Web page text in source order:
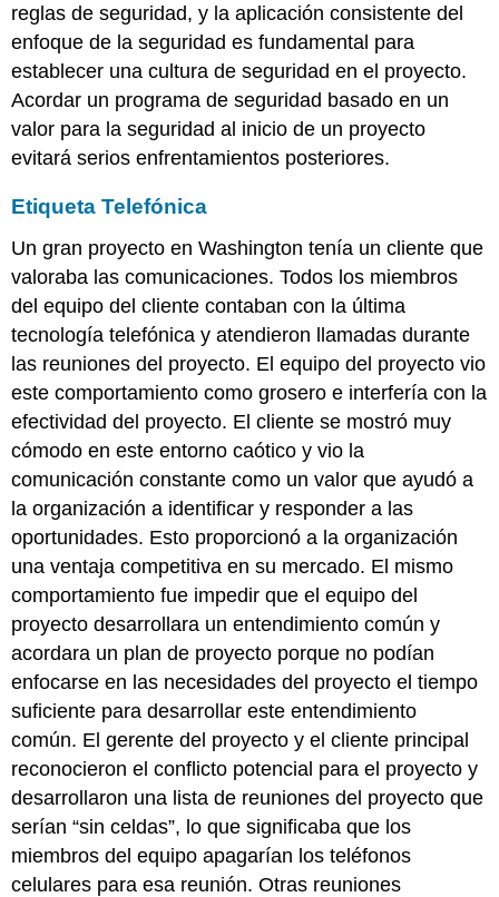
reglas de seguridad, y la aplicación consistente del
enfoque de la seguridad es fundamental para
establecer una cultura de seguridad en el proyecto.
Acordar un programa de seguridad basado en un
valor para la seguridad al inicio de un proyecto
evitará serios enfrentamientos posteriores.
Etiqueta Telefónica
Un gran proyecto en Washington tenía un cliente que
valoraba las comunicaciones. Todos los miembros
del equipo del cliente contaban con la última
tecnología telefónica y atendieron llamadas durante
las reuniones del proyecto. El equipo del proyecto vio
este comportamiento como grosero e interfería con la
efectividad del proyecto. El cliente se mostró muy
cómodo en este entorno caótico y vio la
comunicación constante como un valor que ayudó a
la organización a identificar y responder a las
oportunidades. Esto proporcionó a la organización
una ventaja competitiva en su mercado. El mismo
comportamiento fue impedir que el equipo del
proyecto desarrollara un entendimiento común y
acordara un plan de proyecto porque no podían
enfocarse en las necesidades del proyecto el tiempo
suficiente para desarrollar este entendimiento
común. El gerente del proyecto y el cliente principal
reconocieron el conflicto potencial para el proyecto y
desarrollaron una lista de reuniones del proyecto que
serían “sin celdas”, lo que significaba que los
miembros del equipo apagarían los teléfonos
celulares para esa reunión. Otras reuniones